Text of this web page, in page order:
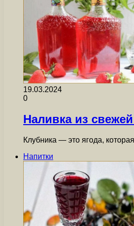
19.03.2024
0
Наливка из
Клубника — это ягода,
Напитки